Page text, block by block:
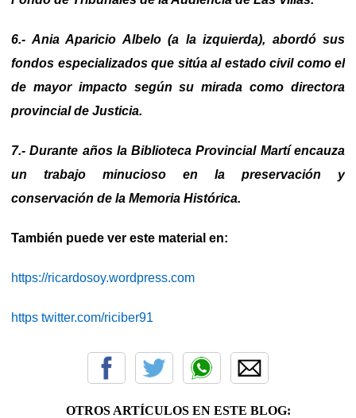
6.- Ania Aparicio Albelo (a la izquierda), abordó sus
fondos especializados que sitúa al estado civil como el
de mayor impacto según su mirada como directora
provincial de Justicia.
7.- Durante años la Biblioteca Provincial Martí encauza
un trabajo minucioso en la preservación y
conservación de la Memoria Histórica.
También puede ver este material en:
https://ricardosoy.wordpress.com
https twitter.com/riciber91
OTROS ARTÍCULOS EN ESTE BLOG: